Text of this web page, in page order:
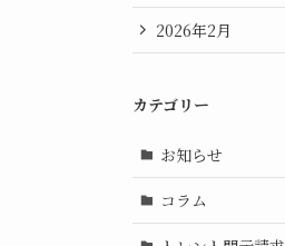
2026年2月
カテゴリー
お知らせ
コラム